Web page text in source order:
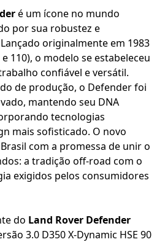
é um ícone no mundo
por sua robustez e
originalmente em 1983
110), o modelo se estabeleceu
confiável e versátil.
de produção, o Defender foi
mantendo seu DNA
tecnologias
mais sofisticado. O novo
com a promessa de unir o
a tradição off-road com o
exigidos pelos consumidores
do Land Rover Defender
3.0 D350 X-Dynamic HSE 90